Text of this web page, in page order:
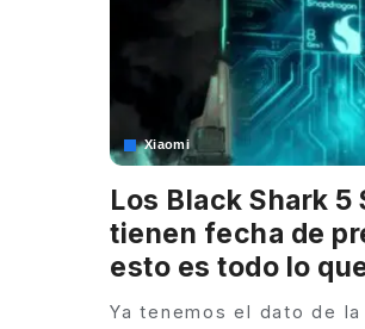
Xiaomi
Los Black Shark 5
tienen fecha de
esto es todo lo
Ya tenemos el dato de